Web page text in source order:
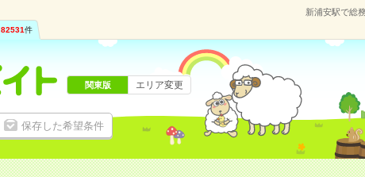
新浦安駅で総
82531件
保存した希望条件
関東版 エリア変更